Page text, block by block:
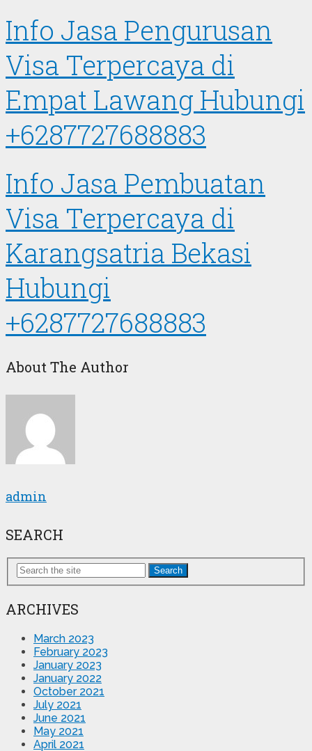
Info Jasa Pengurusan
Visa Terpercaya di
Empat Lawang Hubungi
+6287727688883
Info Jasa Pembuatan
Visa Terpercaya di
Karangsatria Bekasi
Hubungi
+6287727688883
About The Author
admin
SEARCH
Search
ARCHIVES
March 2023
February 2023
January 2023
January 2022
October 2021
July 2021
June 2021
May 2021
April 2021